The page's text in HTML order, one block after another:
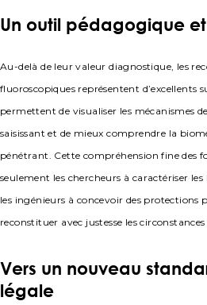
Un outil pédagogique
Au-delà de leur valeur diagnostique, les
fluoroscopiques représentent d’excellents
permettent de visualiser les mécanismes
saisissant et de mieux comprendre la
pénétrant. Cette compréhension fine des
seulement les chercheurs à caractériser les
les ingénieurs à concevoir des protections
reconstituer avec justesse les
Vers un nouveau
légale